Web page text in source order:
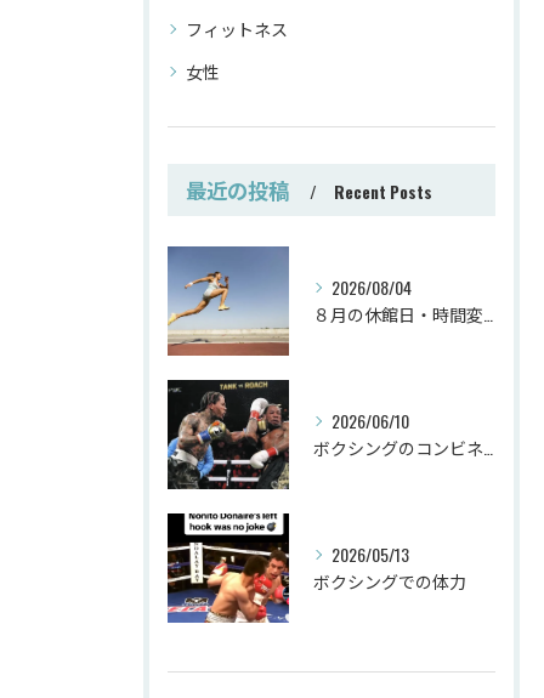
フィットネス
女性
最近の投稿 Recent Posts
2026/08/04
2026/06/10
2026/05/13
ボクシングでの体力